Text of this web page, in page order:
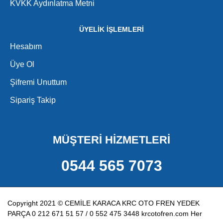
KVKK Aydınlatma Metni
ÜYELİK İŞLEMLERİ
Hesabım
Üye Ol
Şifremi Unuttum
Sipariş Takip
MÜŞTERİ HİZMETLERİ
0544 565 7073
Copyright 2021 © CEMİLE KARACA KRC OTO FREN YEDEK
PARÇA 0 212 671 51 57 / 0 552 475 3448 krcotofren.com Her